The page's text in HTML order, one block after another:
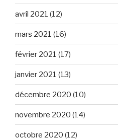
avril 2021 (12)
mars 2021 (16)
février 2021 (17)
janvier 2021 (13)
décembre 2020 (10)
novembre 2020 (14)
octobre 2020 (12)